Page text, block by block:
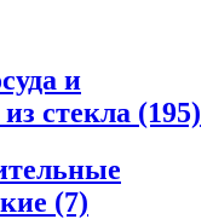
и
стекла (195)
(7)